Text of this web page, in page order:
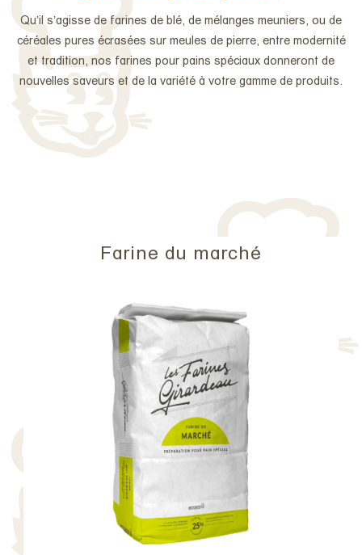
Qu’il s’agisse de farines de blé, de mélanges meuniers, ou de
céréales pures écrasées sur meules de pierre, entre modernité
et tradition, nos farines pour pains spéciaux donneront de
nouvelles saveurs et de la variété à votre gamme de produits.
Farine du marché